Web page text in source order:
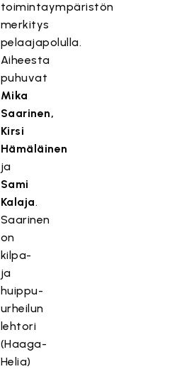
toimintaympäristön
merkitys
pelaajapolulla.
Aiheesta
puhuvat
Mika
Saarinen,
Kirsi
Hämäläinen
ja
Sami
Kalaja.
Saarinen
on
kilpa-
ja
huippu-
urheilun
lehtori
(Haaga-
Helia)